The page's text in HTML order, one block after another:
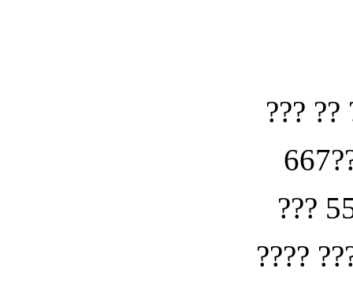
??? ??
???
????